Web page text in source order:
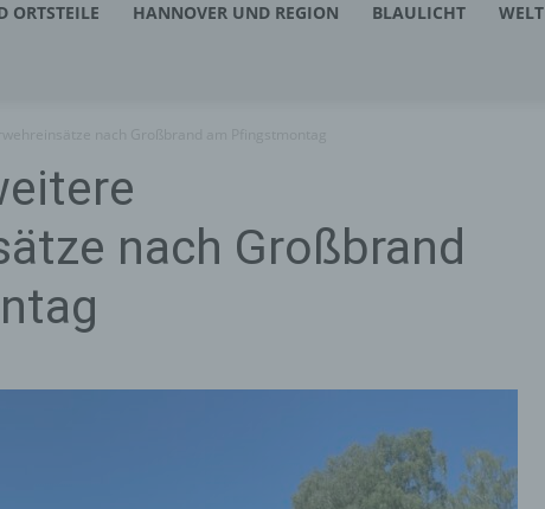
ORTSTEILE HANNOVER UND REGION BLAULICHT WELT
nach Großbrand